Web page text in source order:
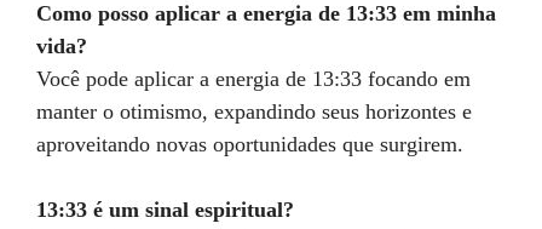
Como posso aplicar a energia de 13:33 em minha
vida?
Você pode aplicar a energia de 13:33 focando em
manter o otimismo, expandindo seus horizontes e
aproveitando novas oportunidades que surgirem.
13:33 é um sinal espiritual?